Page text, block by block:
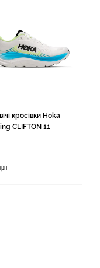
кросівки Hoka
CLIFTON 11